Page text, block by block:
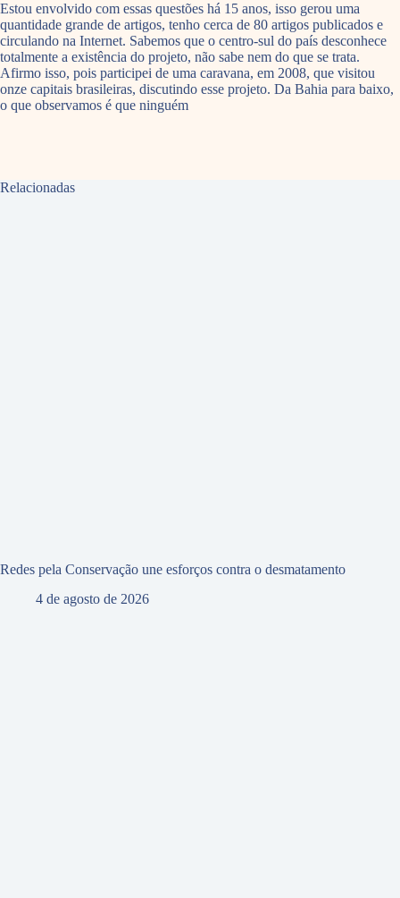
Estou envolvido com essas questões há 15 anos, isso gerou uma
quantidade grande de artigos, tenho cerca de 80 artigos publicados e
circulando na Internet. Sabemos que o centro-sul do país desconhece
totalmente a existência do projeto, não sabe nem do que se trata.
Afirmo isso, pois participei de uma caravana, em 2008, que visitou
onze capitais brasileiras, discutindo esse projeto. Da Bahia para baixo,
o que observamos é que ninguém
Relacionadas
Redes pela Conservação une esforços contra o desmatamento
4 de agosto de 2026